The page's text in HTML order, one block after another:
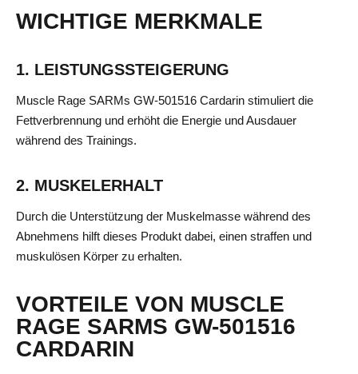
WICHTIGE MERKMALE
1. LEISTUNGSSTEIGERUNG
Muscle Rage SARMs GW-501516 Cardarin stimuliert die
Fettverbrennung und erhöht die Energie und Ausdauer
während des Trainings.
2. MUSKELERHALT
Durch die Unterstützung der Muskelmasse während des
Abnehmens hilft dieses Produkt dabei, einen straffen und
muskulösen Körper zu erhalten.
VORTEILE VON MUSCLE
RAGE SARMS GW-501516
CARDARIN